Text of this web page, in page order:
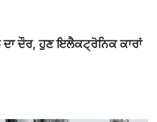
ਦੌਰ, ਹੁਣ ਇਲੈਕਟ੍ਰੋਨਿਕ ਕਾਰਾਂ